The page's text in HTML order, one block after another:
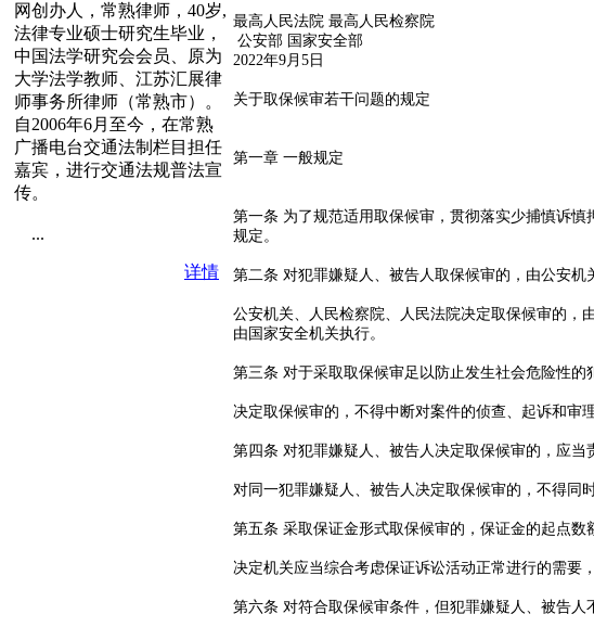
网创办人，常熟律师，40岁,
法律专业硕士研究生毕业，
中国法学研究会会员、原为
大学法学教师、江苏汇展律
师事务所律师（常熟市）。
自2006年6月至今，在常熟
广播电台交通法制栏目担任
嘉宾，进行交通法规普法宣
传。
...
详情
最高人民法院 最高人民检察院
公安部 国家安全部
2022年9月5日
关于取保候审若干问题的规定
第一章 一般规定
第一条 为了规范适用取保候审，贯彻落实少捕慎诉
规定。
第二条 对犯罪嫌疑人、被告人取保候审的，由公安
公安机关、人民检察院、人民法院决定取保候审的，
由国家安全机关执行。
第三条 对于采取取保候审足以防止发生社会危险性的
决定取保候审的，不得中断对案件的侦查、起诉和审
第四条 对犯罪嫌疑人、被告人决定取保候审的，应当
对同一犯罪嫌疑人、被告人决定取保候审的，不得同
第五条 采取保证金形式取保候审的，保证金的起点
决定机关应当综合考虑保证诉讼活动正常进行的需要
第六条 对符合取保候审条件，但犯罪嫌疑人、被告人